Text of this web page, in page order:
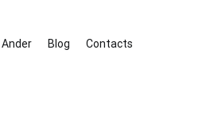
Ander Blog Contacts